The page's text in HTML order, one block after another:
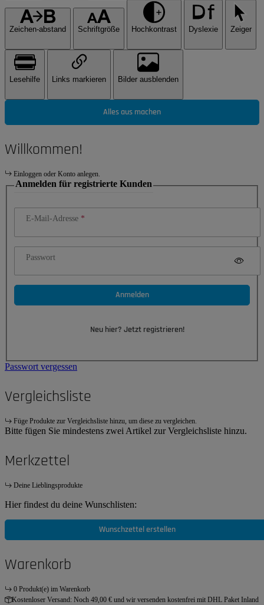
Zeichen-abstand Schriftgröße Hochkontrast Dyslexie Zeiger
Lesehilfe Links markieren Bilder ausblenden
Alles aus machen
Willkommen!
Einloggen oder Konto anlegen.
Anmelden für registrierte Kunden
E-Mail-Adresse
Passwort
Anmelden
Neu hier? Jetzt registrieren!
Passwort vergessen
Vergleichsliste
Füge Produkte zur Vergleichsliste hinzu, um diese zu vergleichen.
Bitte fügen Sie mindestens zwei Artikel zur Vergleichsliste hinzu.
Merkzettel
Deine Lieblingsprodukte
Hier findest du deine Wunschlisten:
Wunschzettel erstellen
Warenkorb
0 Produkt(e) im Warenkorb
Kostenloser Versand: Noch 49,00 € und wir versenden kostenfrei mit DHL Paket Inland